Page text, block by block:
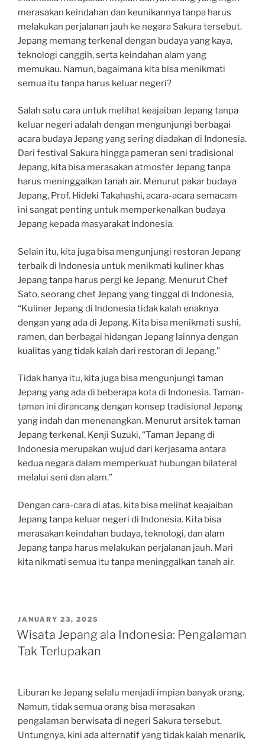
merasakan keindahan dan keunikannya tanpa harus
melakukan perjalanan jauh ke negara Sakura tersebut.
Jepang memang terkenal dengan budaya yang kaya,
teknologi canggih, serta keindahan alam yang
memukau. Namun, bagaimana kita bisa menikmati
semua itu tanpa harus keluar negeri?
Salah satu cara untuk melihat keajaiban Jepang tanpa
keluar negeri adalah dengan mengunjungi berbagai
acara budaya Jepang yang sering diadakan di Indonesia.
Dari festival Sakura hingga pameran seni tradisional
Jepang, kita bisa merasakan atmosfer Jepang tanpa
harus meninggalkan tanah air. Menurut pakar budaya
Jepang, Prof. Hideki Takahashi, acara-acara semacam
ini sangat penting untuk memperkenalkan budaya
Jepang kepada masyarakat Indonesia.
Selain itu, kita juga bisa mengunjungi restoran Jepang
terbaik di Indonesia untuk menikmati kuliner khas
Jepang tanpa harus pergi ke Jepang. Menurut Chef
Sato, seorang chef Jepang yang tinggal di Indonesia,
“Kuliner Jepang di Indonesia tidak kalah enaknya
dengan yang ada di Jepang. Kita bisa menikmati sushi,
ramen, dan berbagai hidangan Jepang lainnya dengan
kualitas yang tidak kalah dari restoran di Jepang.”
Tidak hanya itu, kita juga bisa mengunjungi taman
Jepang yang ada di beberapa kota di Indonesia. Taman-
taman ini dirancang dengan konsep tradisional Jepang
yang indah dan menenangkan. Menurut arsitek taman
Jepang terkenal, Kenji Suzuki, “Taman Jepang di
Indonesia merupakan wujud dari kerjasama antara
kedua negara dalam memperkuat hubungan bilateral
melalui seni dan alam.”
Dengan cara-cara di atas, kita bisa melihat keajaiban
Jepang tanpa keluar negeri di Indonesia. Kita bisa
merasakan keindahan budaya, teknologi, dan alam
Jepang tanpa harus melakukan perjalanan jauh. Mari
kita nikmati semua itu tanpa meninggalkan tanah air.
POSTED
ON
JANUARY 23, 2025
Wisata Jepang ala Indonesia: Pengalaman
Tak Terlupakan
Liburan ke Jepang selalu menjadi impian banyak orang.
Namun, tidak semua orang bisa merasakan
pengalaman berwisata di negeri Sakura tersebut.
Untungnya, kini ada alternatif yang tidak kalah menarik,